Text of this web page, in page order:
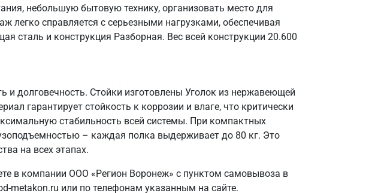
небольшую бытовую технику, организовать место для
легко справляется с серьезными нагрузками, обеспечивая
сталь и конструкция Разборная. Вес всей конструкции 20.600
и долговечность. Стойки изготовлены Уголок из нержавеющей
гарантирует стойкость к коррозии и влаге, что критически
стабильность всей системы. При компактных
– каждая полка выдерживает до 80 кг. Это
на всех этапах.
в компании ООО «Регион Воронеж» с пунктом самовывоза в
metakon.ru или по телефонам указанным на сайте.